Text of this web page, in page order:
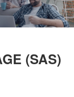
(SAS)